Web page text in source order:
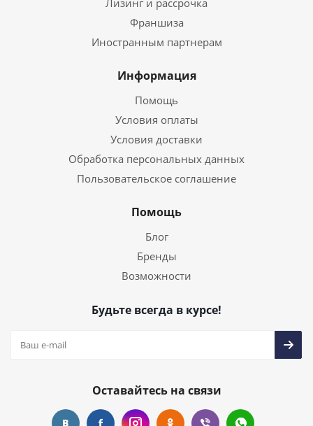
Лизинг и рассрочка
Франшиза
Иностранным партнерам
Информация
Помощь
Условия оплаты
Условия доставки
Обработка персональных данных
Пользовательское соглашение
Помощь
Блог
Бренды
Возможности
Будьте всегда в курсе!
Оставайтесь на связи